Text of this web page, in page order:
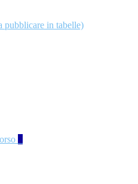
pubblicare in tabelle)
2